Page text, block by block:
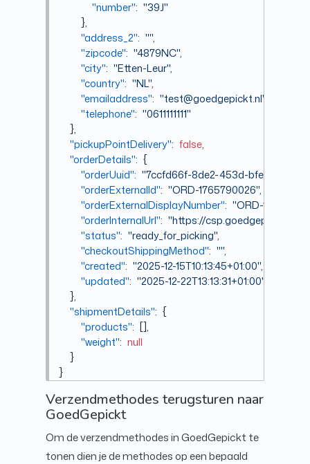
"number": "39J"
},
"address_2": "",
"zipcode": "4879NC",
"city": "Etten-Leur",
"country": "NL",
"emailaddress": "test@goedgepickt.nl"
"telephone": "0611111111"
},
"pickupPointDelivery": false,
"orderDetails": {
"orderUuid": "7ccfd66f-8de2-453d-bfe3-
"orderExternalId": "ORD-1765790026",
"orderExternalDisplayNumber": "ORD-
"orderInternalUrl": "https://
"status": "ready_for_picking",
"checkoutShippingMethod": "",
"created": "2025-12-15T10:13:45+01:00",
"updated": "2025-12-22T13:13:31+01:00"
},
"shipmentDetails": {
"products": [],
"weight": null
}
}
Verzendmethodes terugsturen naar
GoedGepickt
Om de verzendmethodes in GoedGepickt te
tonen dien je de methodes op een bepaald